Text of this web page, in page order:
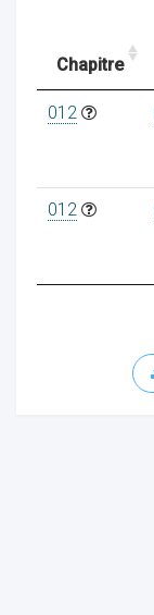
Chapitre
012
012